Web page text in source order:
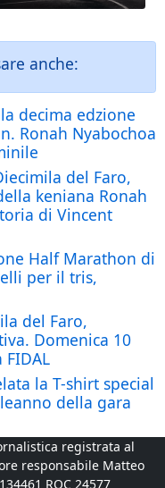
anche:
decima edzione
Ronah Nyabochoa
del Faro,
keniana Ronah
di Vincent
Half Marathon di
per il tris,
del Faro,
Domenica 10
la T-shirt special
della gara
registrata al
responsabile Matteo
ROC 24577